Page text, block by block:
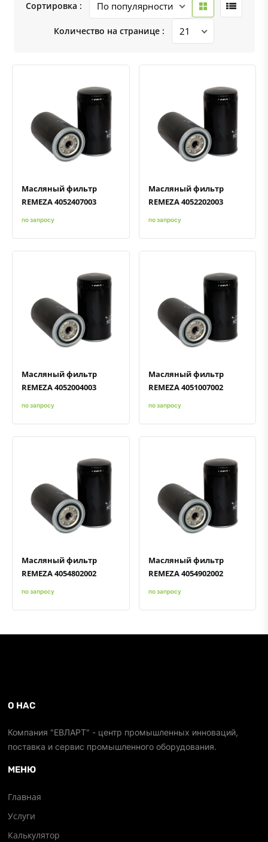
Сортировка :
Количество на странице :
Быстрый просмотрДобавить к сравнению
Добавить в избранное
Масляный фильтр
REMEZA 4052407003
по запросу
Быстрый просмотрДобавить к сравнению
Добавить в избранное
Масляный фильтр
REMEZA 4052202003
по запросу
Быстрый просмотрДобавить к сравнению
Добавить в избранное
Масляный фильтр
REMEZA 4052004003
по запросу
Быстрый просмотрДобавить к сравнению
Добавить в избранное
Масляный фильтр
REMEZA 4051007002
по запросу
Быстрый просмотрДобавить к сравнению
Добавить в избранное
Масляный фильтр
REMEZA 4054802002
по запросу
Быстрый просмотрДобавить к сравнению
Добавить в избранное
Масляный фильтр
REMEZA 4054902002
по запросу
О НАС
Компания "ЕВЛАРТ" - центр промышленных инноваций,
поставка и сервис промышленного оборудования.
МЕНЮ
Главная
Услуги
Калькулятор